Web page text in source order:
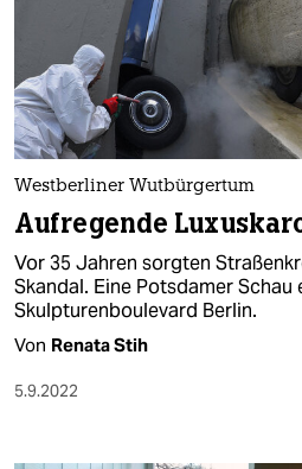
Westberliner Wutbürgertum
Aufregende
Vor 35 Jahren sorgten
Skandal. Eine Potsdamer Schau
Skulpturenboulevard Berlin.
Von Renata Stih
5.9.2022